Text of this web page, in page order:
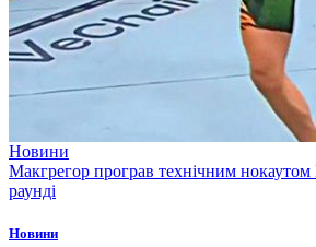
Новини
Макгрегор програв технічним
раунді
Новини